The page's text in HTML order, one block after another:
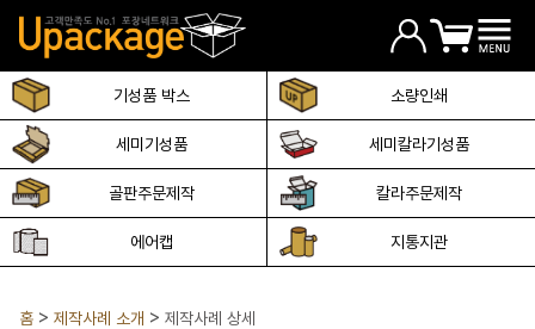
기성품 박스 소량인쇄
세미기성품 세미칼라기성품
골판주문제작 칼라주문제작
에어캡 지통지관
홈 제작사례 소개 제작사례 상세